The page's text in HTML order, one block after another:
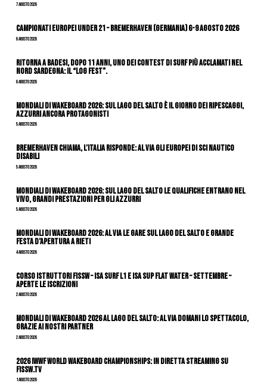
7 Agosto 2026
Campionati Europei Under 21 – Bremerhaven (Germania) 6-9 agosto 2026
6 Agosto 2026
Ritorna a Badesi, dopo 11 anni, uno dei contest di surf più acclamati nel
nord Sardegna: il “Log Fest”.
6 Agosto 2026
Mondiali di Wakeboard 2026: sul Lago del Salto è il giorno dei ripescaggi,
azzurri ancora protagonisti
5 Agosto 2026
Bremerhaven chiama, l’Italia risponde: al via gli Europei di Sci Nautico
Disabili
5 Agosto 2026
Mondiali di Wakeboard 2026: sul Lago del Salto le qualifiche entrano nel
vivo, grandi prestazioni per gli azzurri
5 Agosto 2026
Mondiali di Wakeboard 2026: al via le gare sul Lago del Salto e grande
festa d’apertura a Rieti
4 Agosto 2026
CORSO ISTRUTTORI FISSW – ISA SURF L1 e ISA SUP Flat Water – SETTEMBRE –
APERTE LE ISCRIZIONI
2 Agosto 2026
Mondiali di Wakeboard 2026 al Lago del Salto: al via domani lo spettacolo,
grazie ai nostri Partner
2 Agosto 2026
2026 IWWF WORLD WAKEBOARD CHAMPIONSHIPS: IN DIRETTA STREAMING SU
FISSW.TV
1 Agosto 2026